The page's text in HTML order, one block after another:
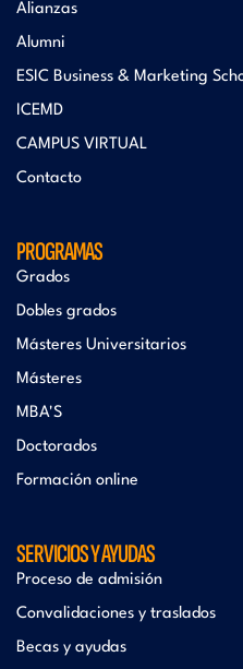
Alianzas
Alumni
ESIC Business & Marketing
ICEMD
CAMPUS VIRTUAL
Contacto
PROGRAMAS
Grados
Dobles grados
Másteres Universitarios
Másteres
MBA'S
Doctorados
Formación online
SERVICIOS Y AYUDAS
Proceso de admisión
Convalidaciones y traslados
Becas y ayudas